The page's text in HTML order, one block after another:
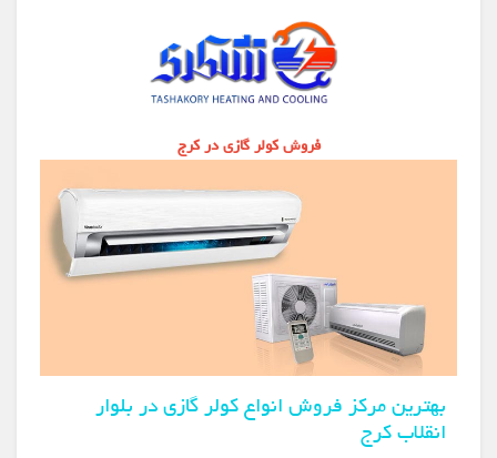
فروش کولر گازی در کرج
بهترین مرکز فروش انواع کولر گازی در بلوار
انقلاب کرج